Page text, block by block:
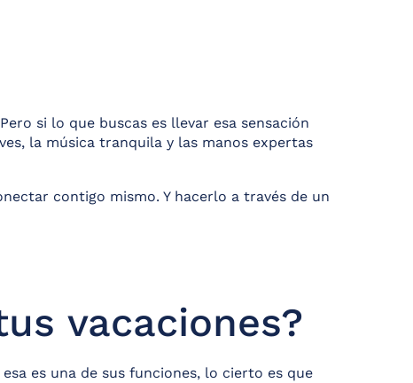
si lo que buscas es llevar esa sensación
la música tranquila y las manos expertas
contigo mismo. Y hacerlo a través de un
vacaciones?
es una de sus funciones, lo cierto es que